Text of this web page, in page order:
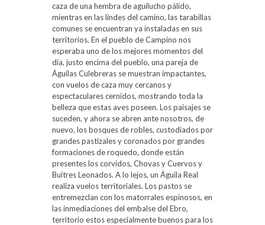
caza de una hembra de aguilucho pálido,
mientras en las lindes del camino, las tarabillas
comunes se encuentran ya instaladas en sus
territorios. En el pueblo de Campino nos
esperaba uno de los mejores momentos del
día, justo encima del pueblo, una pareja de
Águilas Culebreras se muestran impactantes,
con vuelos de caza muy cercanos y
espectaculares cernidos, mostrando toda la
belleza que estas aves poseen. Los paisajes se
suceden, y ahora se abren ante nosotros, de
nuevo, los bosques de robles, custodiados por
grandes pastizales y coronados por grandes
formaciones de roquedo, donde están
presentes los corvidos, Chovas y Cuervos y
Buitres Leonados. A lo lejos, un Águila Real
realiza vuelos territoriales. Los pastos se
entremezclan con los matorrales espinosos, en
las inmediaciones del embalse del Ebro,
territorio estos especialmente buenos para los